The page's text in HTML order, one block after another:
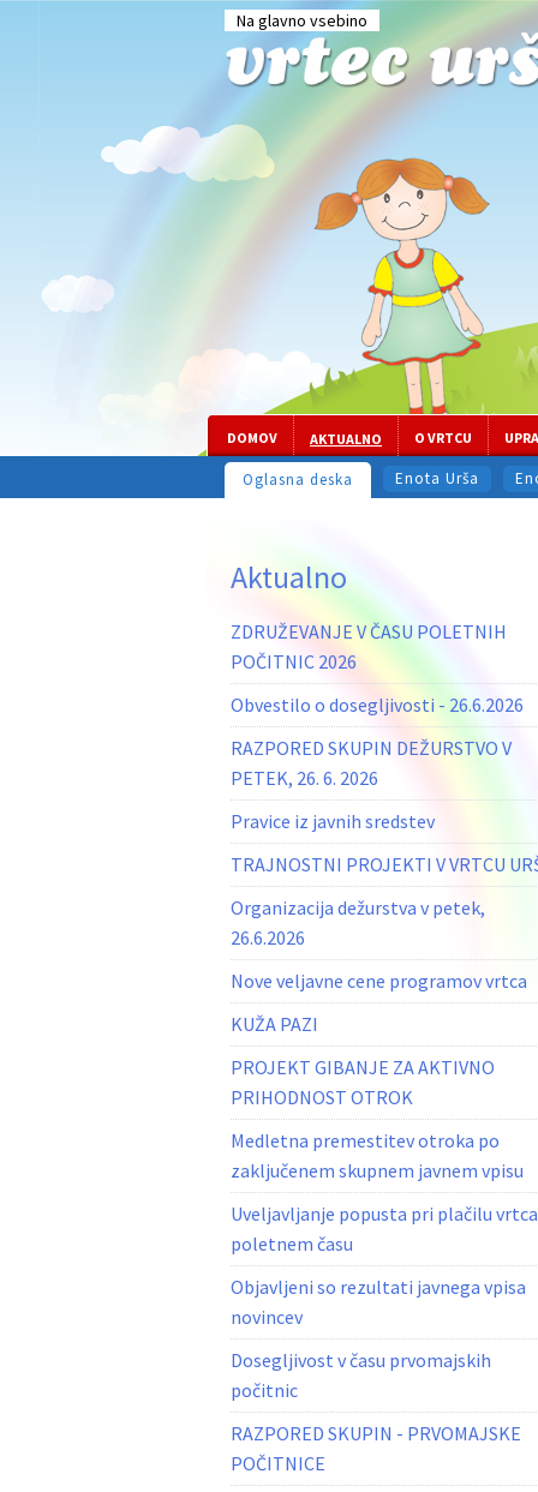
Na glavno vsebino
DOMOV AKTUALNO O VRTCU
Oglasna deska Enota Urša
Aktualno
ZDRUŽEVANJE V ČASU POLETNIH
POČITNIC 2026
Obvestilo o dosegljivosti - 26.6.2026
RAZPORED SKUPIN DEŽURSTVO V
PETEK, 26. 6. 2026
Pravice iz javnih sredstev
TRAJNOSTNI PROJEKTI V VRTCU
Organizacija dežurstva v petek,
26.6.2026
Nove veljavne cene programov vrtca
KUŽA PAZI
PROJEKT GIBANJE ZA AKTIVNO
PRIHODNOST OTROK
Medletna premestitev otroka po
zaključenem skupnem javnem vpisu
Uveljavljanje popusta pri plačilu
poletnem času
Objavljeni so rezultati javnega vpisa
novincev
Dosegljivost v času prvomajskih
počitnic
RAZPORED SKUPIN - PRVOMAJSKE
POČITNICE